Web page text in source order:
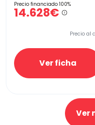
Precio financiado 100%
14.628€
Precio al
Ver ficha
Ver